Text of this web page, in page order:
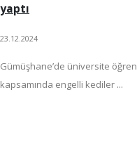
yaptı
23.12.2024
Gümüşhane’de üniversite
kapsamında engelli kediler ...